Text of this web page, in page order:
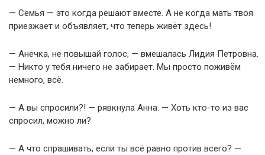
— Семья — это когда решают вместе. А не когда мать твоя
приезжает и объявляет, что теперь живёт здесь!
— Анечка, не повышай голос, — вмешалась Лидия Петровна.
— Никто у тебя ничего не забирает. Мы просто поживём
немного, всё.
— А вы спросили?! — рявкнула Анна. — Хоть кто-то из вас
спросил, можно ли?
— А что спрашивать, если ты всё равно против всего? —